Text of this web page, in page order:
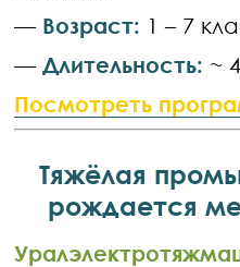
— Возраст: 1 – 7
— Длительность: ~
Посмотреть
Тяжёлая
рождается